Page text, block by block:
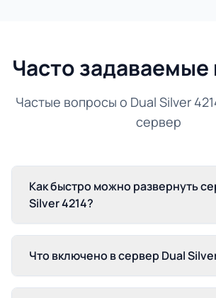
Часто
Частые вопросы о Dual Silver
сервер
Как быстро можно развернуть
Silver 4214?
Что включено в сервер Dual